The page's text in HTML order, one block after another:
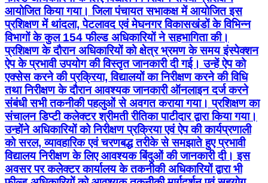
आयोजित किया गया। जिला पंचायत सभाकक्ष में आयोजित इस
प्रशिक्षण में थांदला, पेटलावद एवं मेघनगर विकासखंडों के विभिन्न
विभागों के कुल 154 फील्ड अधिकारियों ने सहभागिता की।
प्रशिक्षण के दौरान अधिकारियों को क्षेत्र भ्रमण के समय इंस्पेक्शन
ऐप के प्रभावी उपयोग की विस्तृत जानकारी दी गई। उन्हें ऐप को
एक्सेस करने की प्रक्रिया, विद्यालयों का निरीक्षण करने की विधि
तथा निरीक्षण के दौरान आवश्यक जानकारी ऑनलाइन दर्ज करने
संबंधी सभी तकनीकी पहलुओं से अवगत कराया गया। प्रशिक्षण का
संचालन डिप्टी कलेक्टर श्रीमती रीतिका पाटीदार द्वारा किया गया।
उन्होंने अधिकारियों को निरीक्षण प्रक्रिया एवं ऐप की कार्यप्रणाली
को सरल, व्यावहारिक एवं चरणबद्ध तरीके से समझाते हुए प्रभावी
विद्यालय निरीक्षण के लिए आवश्यक बिंदुओं की जानकारी दी। इस
अवसर पर कलेक्टर कार्यालय के तकनीकी अधिकारियों द्वारा भी